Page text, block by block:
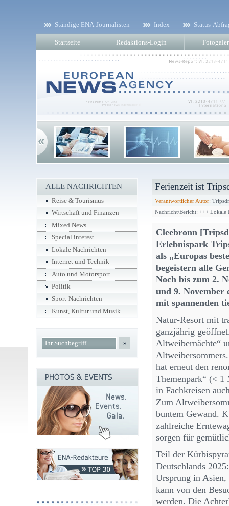
Ständige ENA-Journalisten Index Status-
Startseite Redaktions-Login
Ferienzeit ist
Verantwortlicher Autor:
Nachricht/Bericht: +++ Lokale
Cleebronn
Erlebnispark
als „Europas
begeistern alle
Noch bis zum 2.
und 9. November
mit spannenden
Natur-Resort mit
ganzjährig
Altweibernächte“
hat erneut den
Themenpark“ (< 1
in Fachkreisen
Zum
buntem Gewand.
zahlreiche
sorgen für
Teil der
Deutschlands
Ursprung in Asien,
kann von den
werden. Die
ALLE NACHRICHTEN
Reise & Tourismus
Wirtschaft und Finanzen
Mixed News
Special interest
Lokale Nachrichten
Internet und Technik
Auto und Motorsport
Politik
Sport-Nachrichten
Kunst, Kultur und Musik
»